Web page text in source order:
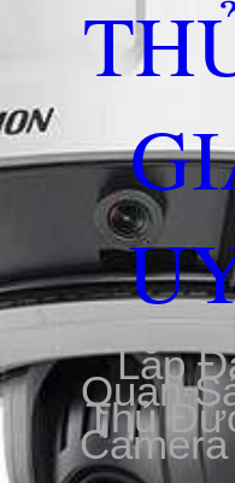
Lắp
Quan
Thủ